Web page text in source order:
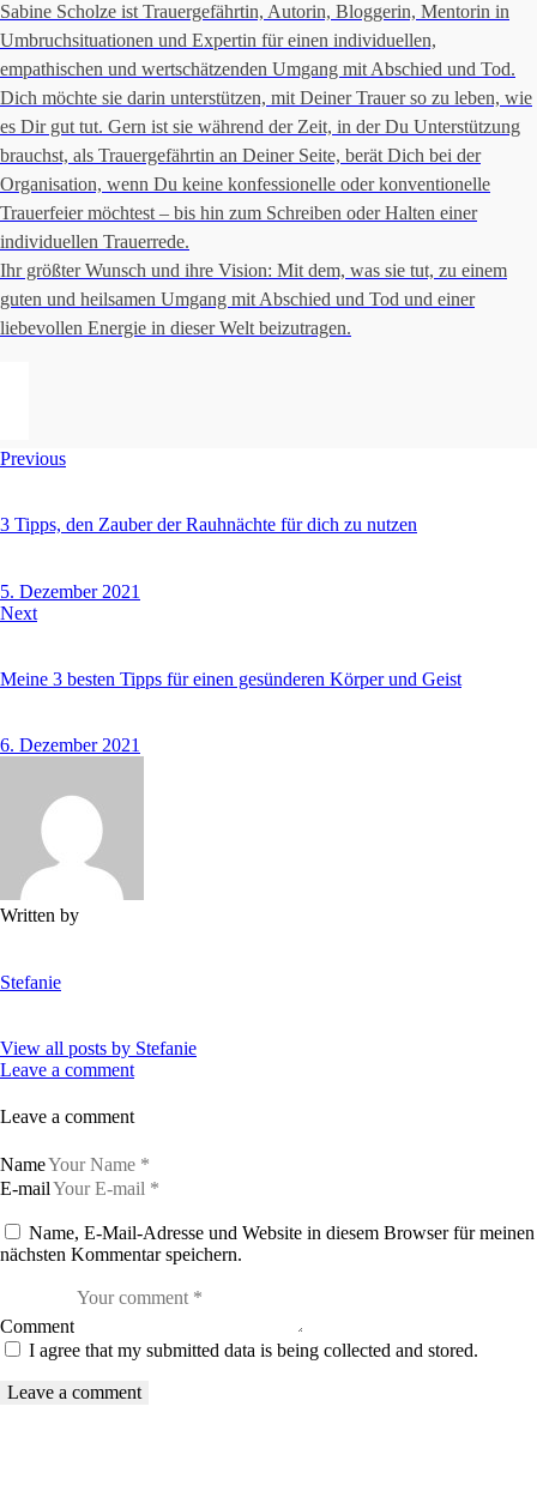
Sabine Scholze ist Trauergefährtin, Autorin, Bloggerin, Mentorin in
Umbruchsituationen und Expertin für einen individuellen,
empathischen und wertschätzenden Umgang mit Abschied und Tod.
Dich möchte sie darin unterstützen, mit Deiner Trauer so zu leben, wie
es Dirgut tut. Gern ist sie während der Zeit, in der Du Unterstützung
brauchst, als Trauergefährtin an Deiner Seite, berät Dich bei der
Organisation, wenn Du keine konfessionelle oder konventionelle
Trauerfeier möchtest – bis hin zum Schreiben oder Halten einer
individuellen Trauerrede.
Ihr größter Wunsch und ihre Vision: Mit dem, was sie tut, zu einem
guten und heilsamen Umgang mit Abschied und Tod und einer
liebevollen Energie in dieser Welt beizutragen.
Beitragsnavigation
Previous
3 Tipps, den Zauber der Rauhnächte für dich zu nutzen
5. Dezember 2021
Next
Meine 3 besten Tipps für einen gesünderen Körper und Geist
6. Dezember 2021
Written by
Stefanie
View all posts by Stefanie
Leave a comment
Leave a comment
Name
E-mail
Name, E-Mail-Adresse und Website in diesem Browser für meinen
nächsten Kommentar speichern.
Comment
I agree that my submitted data is being collected and stored.